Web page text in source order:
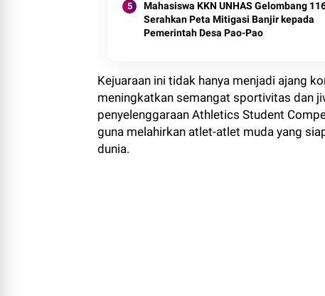
Mahasiswa KKN UNHAS Gelombang
Serahkan Peta Mitigasi Banjir kepada
Pemerintah Desa Pao-Pao
Kejuaraan ini tidak hanya menjadi ajang
meningkatkan semangat sportivitas dan
penyelenggaraan Athletics Student
guna melahirkan atlet-atlet muda yang
dunia.